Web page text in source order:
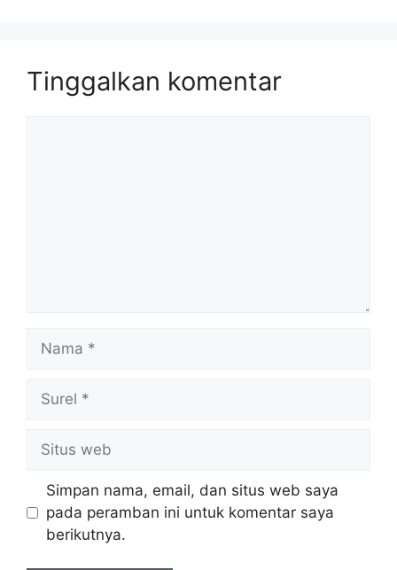
Tinggalkan komentar
web
Simpan nama, email, dan situs web saya
pada peramban ini untuk komentar saya
berikutnya.